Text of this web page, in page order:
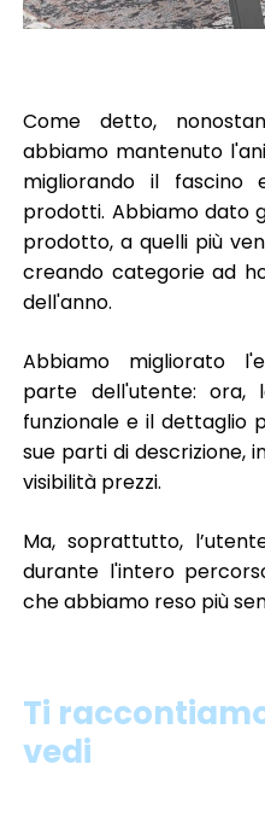
Come detto,
abbiamo mantenuto
migliorando il fascino
prodotti. Abbiamo dato
prodotto, a quelli più
creando categorie ad
dell'anno.
Abbiamo migliorato
parte dell'utente:
funzionale e il dettaglio
sue parti di descrizione,
visibilità prezzi.
Ma, soprattutto,
durante l'intero
che abbiamo reso più
Ti
vedi